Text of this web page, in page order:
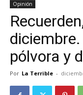
Opinión
pólvora y
Por La Terrible -